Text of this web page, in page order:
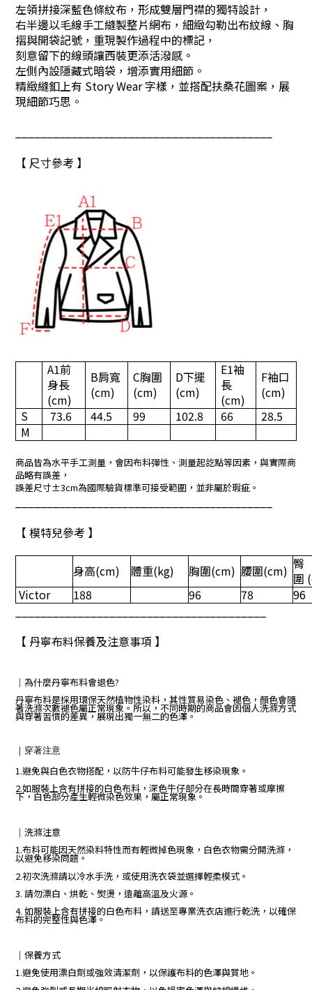
左領拼接深藍色條紋布，形成雙層門襟的獨特設計，
右半邊以毛線手工縫製整片網布，細緻勾勒出布紋線、胸
摺與開袋記號，重現製作過程中的標記，
刻意留下的線頭讓西裝更添活潑感。
左側內設隱藏式暗袋，增添實用細節。
精緻縫釦上有 Story Wear 字樣，並搭配扶桑花圖案，展
現細節巧思。
【 尺寸參考 】
A1前
身長
(cm)
B肩寬
(cm)
C胸圍
(cm)
D下擺
(cm)
E1袖
長
(cm)
F袖口
(cm)
S
73.6 44.5 99 102.8 66
28.5
M
商品皆為水平手工測量，會因布料彈性、測量起訖點等因素，與實際商
品略有誤差，
誤差尺寸±3cm為國際驗貨標準可接受範圍，並非屬於瑕疵。
【 模特兒參考 】
身高(cm) 體重(kg) 胸圍(cm) 腰圍(cm) 臀
圍
Victor
188 96 78
96
【 丹寧布料保養及注意事項 】
｜ 為什麼丹寧布料會退色?
丹寧布料是採用環保天然植物性染料，其性質易染色、褪色，顏色會隨
著洗滌次數褪色屬正常現象。所以，不同時期的商品會因個人洗滌方式
與穿著習慣的差異，展現出獨一無二的色澤。
｜ 穿著注意
1.避免與白色衣物搭配，以防牛仔布料可能發生移染現象。
2.如服裝上含有拼接的白色布料，深色牛仔部分在長時間穿著或摩擦
下，白色部分產生輕微染色效果，屬正常現象。
｜ 洗滌注意
1.布料可能因天然染料特性而有輕微掉色現象，白色衣物需分開洗滌，
以避免移染問題。
2.初次洗滌請以冷水手洗，或使用洗衣袋並選擇輕柔模式。
3. 請勿漂白、烘乾、熨燙，遠離高溫及火源。
4. 如服裝上含有拼接的白色布料，請送至專業洗衣店進行乾洗，以確保
布料的完整性與色澤。
｜保養方式
1.避免使用漂白劑或強效清潔劑，以保護布料的色澤與質地。